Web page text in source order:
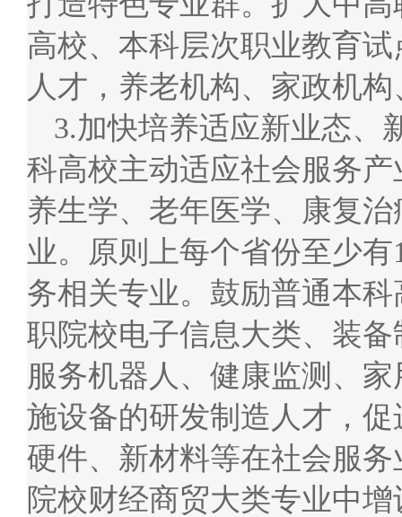
高校、本科层次职业教育
人才，养老机构、家政机
3.加快培养适应新业态、
科高校主动适应社会服务
养生学、老年医学、康复
业。原则上每个省份至少
务相关专业。鼓励普通本
职院校电子信息大类、装
服务机器人、健康监测、
施设备的研发制造人才，
硬件、新材料等在社会服
院校财经商贸大类专业中